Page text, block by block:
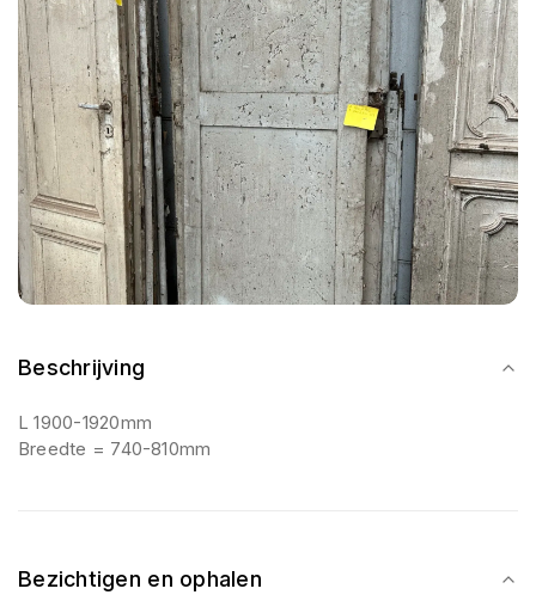
Beschrijving
L 1900-1920mm
Breedte = 740-810mm
Bezichtigen en ophalen